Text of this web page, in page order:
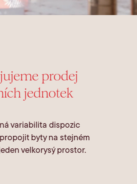
prodej
jednotek
variabilita dispozic
byty na stejném
velkorysý prostor.